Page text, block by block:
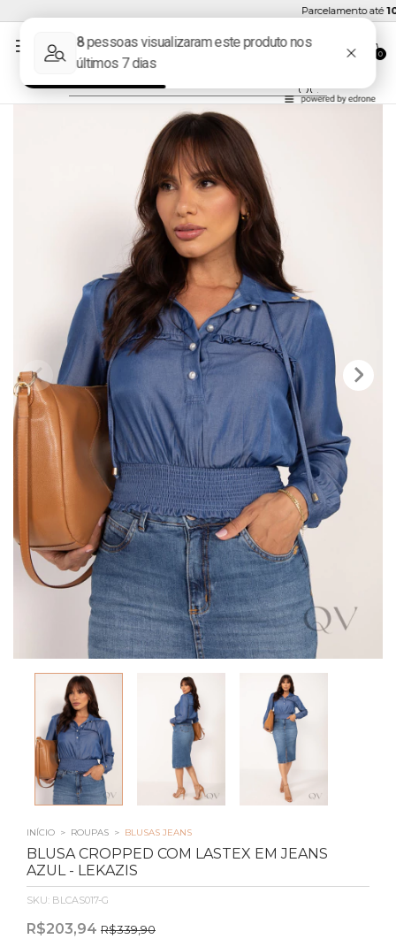
Parcelamento até10x
0
INÍCIO > ROUPAS > BLUSAS JEANS
BLUSA CROPPED COM LASTEX EM JEANS
AZUL - LEKAZIS
SKU: BLCAS017-G
R$203,94 R$339,90